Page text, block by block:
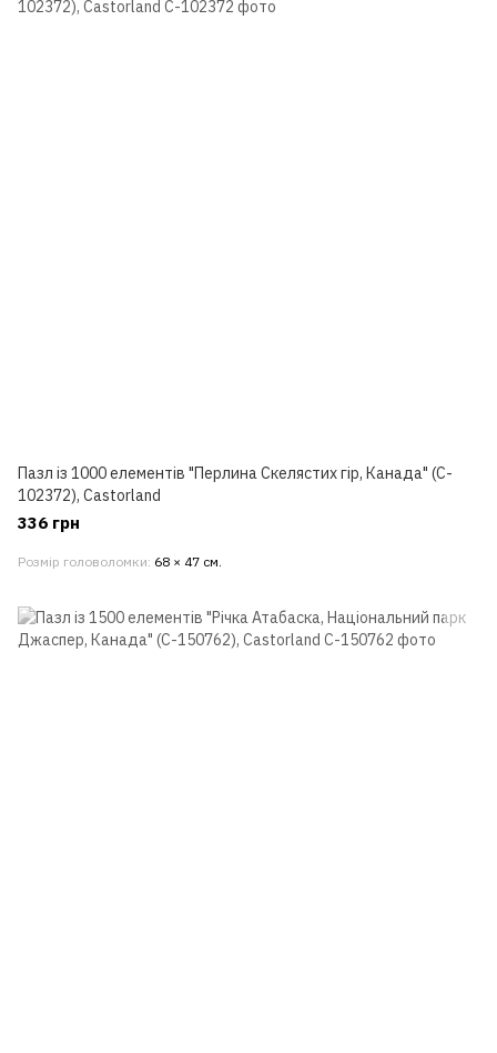
Пазл із 1000 елементів "Перлина Скелястих гір, Канада" (C-
102372), Castorland
336 грн
Розмір головоломки 68 × 47 см.